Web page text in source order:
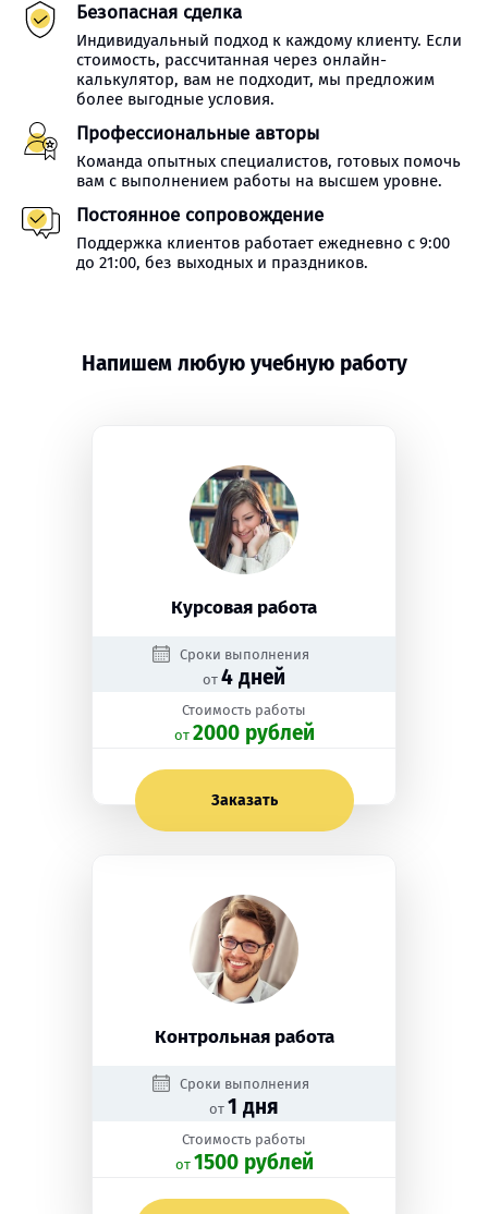
Безопасная сделка
Индивидуальный подход к каждому клиенту. Если
стоимость, рассчитанная через онлайн-
калькулятор, вам не подходит, мы предложим
более выгодные условия.
Профессиональные авторы
Команда опытных специалистов, готовых помочь
вам с выполнением работы на высшем уровне.
Постоянное сопровождение
Поддержка клиентов работает ежедневно с 9:00
до 21:00, без выходных и праздников.
Напишем любую учебную работу
Курсовая работа
Сроки выполнения
от 4 дней
Стоимость работы
oт 2000 рублей
Заказать
Контрольная работа
Сроки выполнения
от 1 дня
Стоимость работы
oт 1500 рублей